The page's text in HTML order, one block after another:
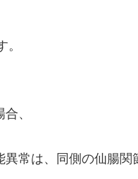
、
異常は、同側の仙腸関